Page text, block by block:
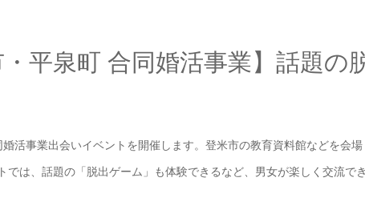
・平泉町 合同婚活事業】話題の
活事業出会いイベントを開催します。登米市の教育資料館などを会場
は、話題の「脱出ゲーム」も体験できるなど、男女が楽しく交流でき